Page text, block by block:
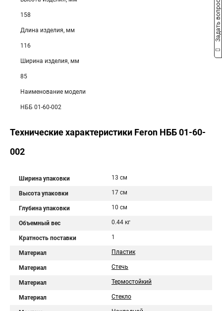
158
Длина изделия, мм
116
Ширина изделия, мм
85
Наименование модели
НББ 01-60-002
Технические характеристики Feron НББ 01-60-
002
Ширина упаковки 13 см
Высота упаковки 17 см
Глубина упаковки 10 см
Объемный вес 0.44 кг
Кратность поставки 1
Материал Пластик
Материал Стечь
Материал Термостойкий
Материал Стекло
Задать вопрос